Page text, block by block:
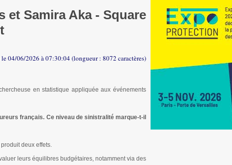
et Samira Aka - Square
04/06/2026 à 07:30:04 (longueur : 8072 caractères)
en statistique appliquée aux événements
français. Ce niveau de sinistralité marque-t-il
deux effets.
leurs équilibres budgétaires, notamment via des